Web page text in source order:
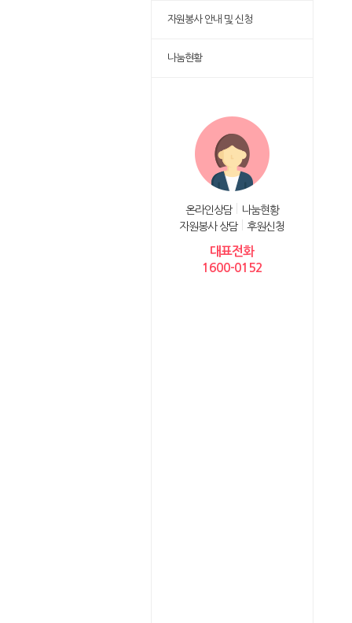
자원봉사 안내 및 신청
나눔현황
온라인상담
나눔현황
자원봉사 상담
후원신청
대표전화
1600-0152